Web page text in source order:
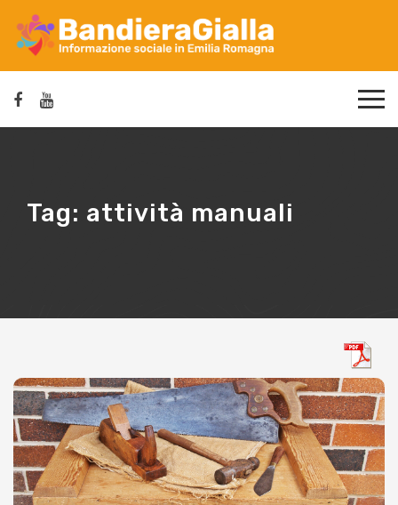
Tag: attività manuali